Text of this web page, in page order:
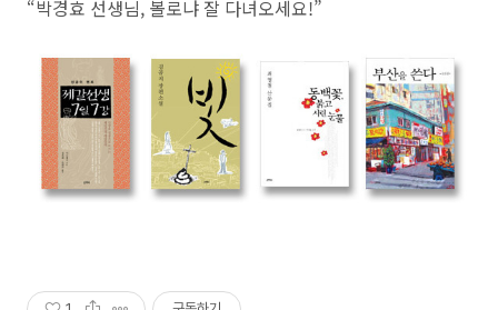
“박경효 선생님, 볼로냐 잘 다녀오세요!”